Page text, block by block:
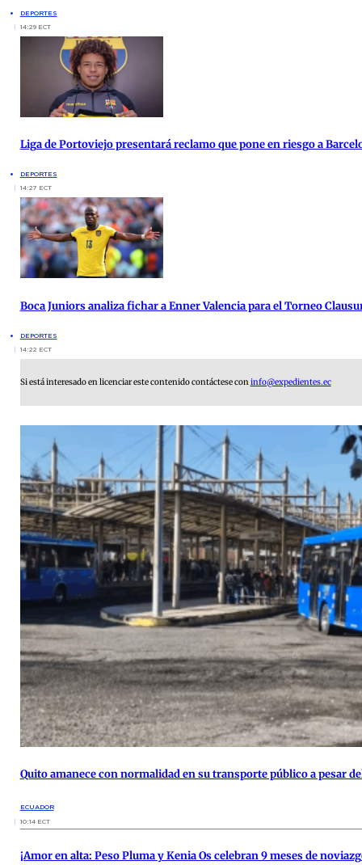
DEPORTES
14:29 ECT
Liga de Portoviejo presentará reclamo que pone en riesgo a
DEPORTES
14:27 ECT
Boca Juniors analiza fichar a Enner Valencia para el Torneo
DEPORTES
14:22 ECT
Si está interesado en licenciar este contenido contáctese coninfo@expedientes.ec
Quito amanece con normalidad en su transporte público a pesar
ECUADOR
10:14 ECT
¡Amor en alta: Peso Pluma y Kenia Os celebran 9 meses de